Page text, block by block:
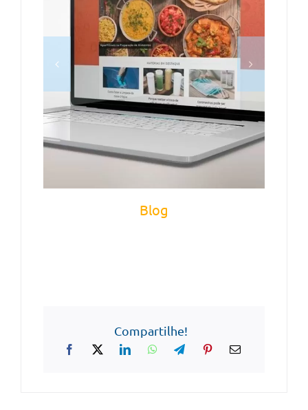
FALE COM UM CONSULTOR
/
DETALHES
Blog
Compartilhe!